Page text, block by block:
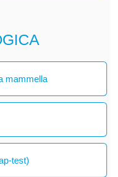
mammella
test)